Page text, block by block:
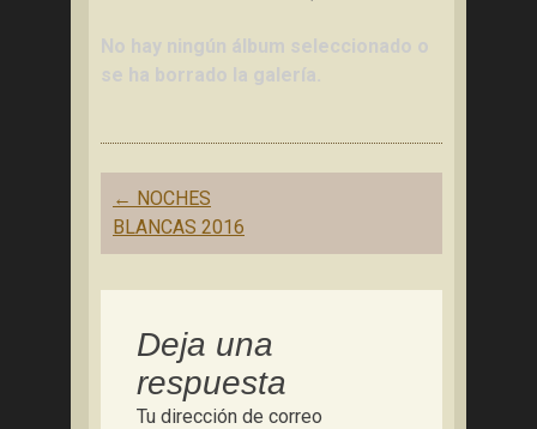
No hay ningún álbum seleccionado o
se ha borrado la galería.
Navegación
de
entradas
← NOCHES
BLANCAS 2016
Deja una
respuesta
Tu dirección de correo